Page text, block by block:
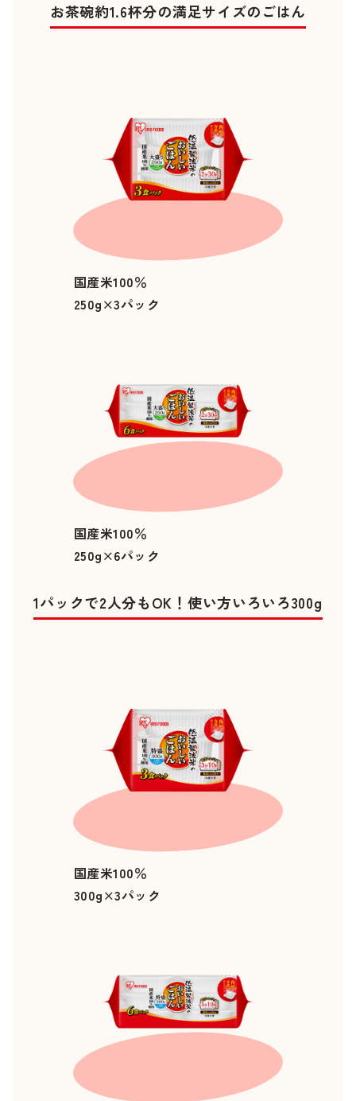
お茶碗約1.6杯分の満足サイズのごはん
国産米100％
250g×3パック
国産米100％
250g×6パック
1パックで2人分もOK！使い方いろいろ300g
国産米100％
300g×3パック